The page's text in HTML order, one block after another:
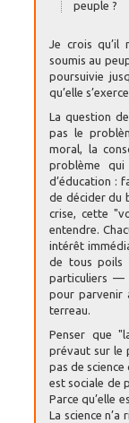
peuple ?
Je crois qu’il
soumis au
poursuivie
qu’elle
La question
pas le
moral, la
problème
d’éducation :
de décider du
crise, cette
entendre.
intérêt
de tous poils
particuliers —
pour parvenir
terreau.
Penser que
prévaut sur le
pas de
est sociale de
Parce qu’elle
La science n’a